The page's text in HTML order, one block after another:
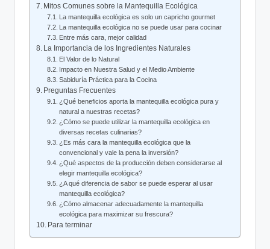
Mitos Comunes sobre la Mantequilla Ecológica
La mantequilla ecológica es solo un capricho gourmet
La mantequilla ecológica no se puede usar para cocinar
Entre más cara, mejor calidad
La Importancia de los Ingredientes Naturales
El Valor de lo Natural
Impacto en Nuestra Salud y el Medio Ambiente
Sabiduría Práctica para la Cocina
Preguntas Frecuentes
¿Qué beneficios aporta la mantequilla ecológica pura y
natural a nuestras recetas?
¿Cómo se puede utilizar la mantequilla ecológica en
diversas recetas culinarias?
¿Es más cara la mantequilla ecológica que la
convencional y vale la pena la inversión?
¿Qué aspectos de la producción deben considerarse al
elegir mantequilla ecológica?
¿A qué diferencia de sabor se puede esperar al usar
mantequilla ecológica?
¿Cómo almacenar adecuadamente la mantequilla
ecológica para maximizar su frescura?
Para terminar